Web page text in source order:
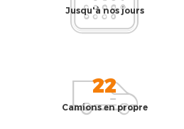
Jusqu'à nos jours
22
Camions en propre